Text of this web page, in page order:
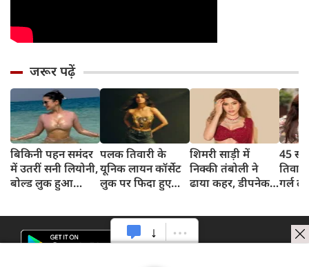
जरूर पढ़ें
बिकिनी पहन समंदर
में उतरीं सनी लियोनी,
बोल्ड लुक हुआ
पलक तिवारी के
यूनिक लायन कॉर्सेट
लुक पर फिदा हुए
शिमरी साड़ी में
निक्की तंबोली ने
ढाया कहर, डीपनेक
45
गर्ल